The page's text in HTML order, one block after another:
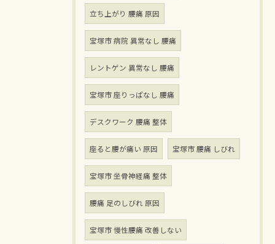
立ち上がり 腰痛 原因
宝塚市 病院 異常なし 腰痛
レントゲン 異常なし 腰痛
宝塚市 座りっぱなし 腰痛
デスクワーク 腰痛 整体
座ると腰が痛い 原因 宝塚市 腰痛 しびれ
宝塚市 坐骨神経痛 整体
腰痛 足のしびれ 原因
宝塚市 慢性腰痛 改善しない